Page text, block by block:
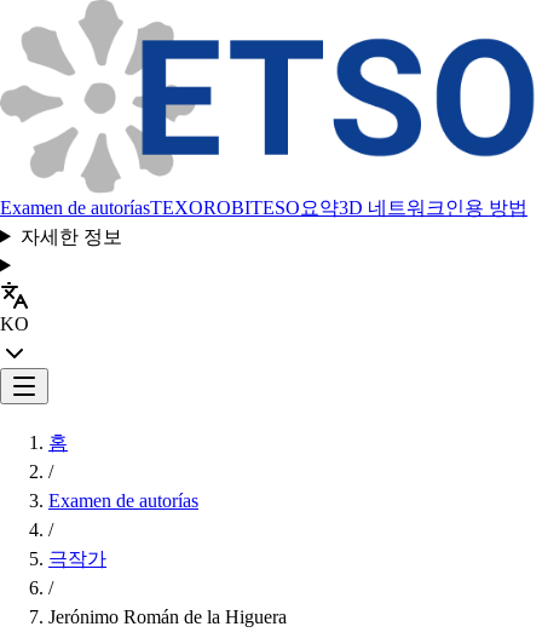
Examen de autoríasTEXOROBITESO요약3D 네트워크인용 방법
자세한 정보
KO
홈
/
Examen de autorías
/
극작가
/
Jerónimo Román de la Higuera